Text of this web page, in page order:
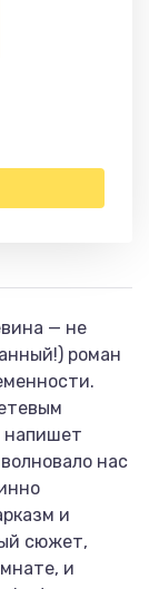
— не
роман
напишет
нас
и
сюжет,
и